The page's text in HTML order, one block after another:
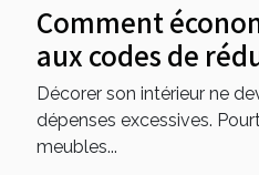
Comment
aux codes de
l'ameublement ?
Décorer son intérieur ne
dépenses excessives.
meubles...